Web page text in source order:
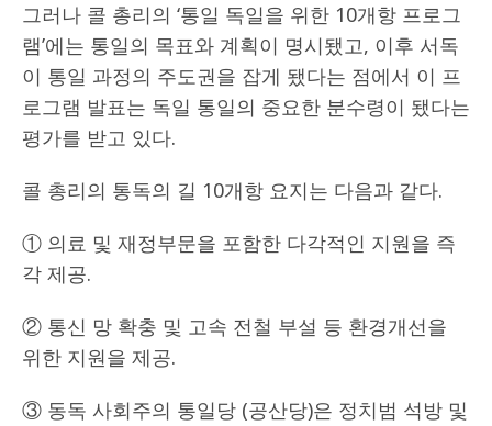
그러나 콜 총리의 ‘통일 독일을 위한 10개항 프로그
램’에는 통일의 목표와 계획이 명시됐고, 이후 서독
이 통일 과정의 주도권을 잡게 됐다는 점에서 이 프
로그램 발표는 독일 통일의 중요한 분수령이 됐다는
평가를 받고 있다.
콜 총리의 통독의 길 10개항 요지는 다음과 같다.
① 의료 및 재정부문을 포함한 다각적인 지원을 즉
각 제공.
② 통신 망 확충 및 고속 전철 부설 등 환경개선을
위한 지원을 제공.
③ 동독 사회주의 통일당 (공산당)은 정치범 석방 및